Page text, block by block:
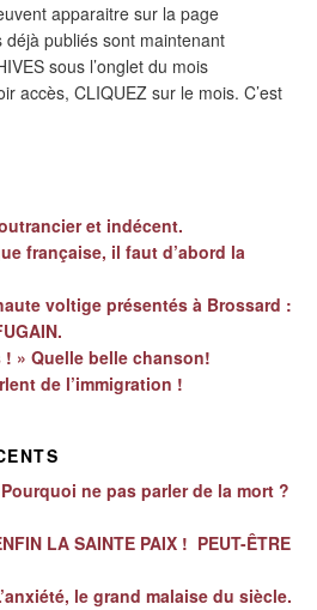
apparaitre sur la page
déjà publiés sont maintenant
sous l’onglet du mois
accès, CLIQUEZ sur le mois. C’est
et indécent.
française, il faut d’abord la
voltige présentés à Brossard :
! » Quelle belle chanson!
de l’immigration !
Pourquoi ne pas parler de la mort ?
LA SAINTE PAIX ! PEUT-ÊTRE
le grand malaise du siècle.